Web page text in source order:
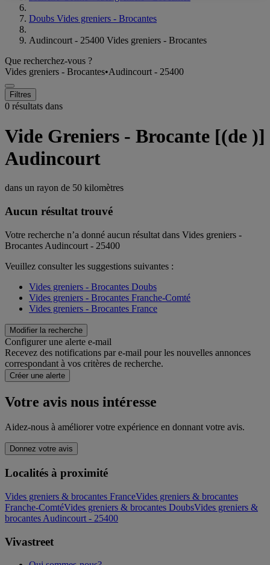
Doubs Vides greniers - Brocantes
Audincourt - 25400 Vides greniers - Brocantes
Que recherchez-vous ?
Vides greniers - Brocantes•Audincourt - 25400
Filtres
0 résultats dans
Vide Greniers - Brocante [(de )]
Audincourt
dans un rayon de 50 kilomètres
Aucun résultat trouvé
Votre recherche n’a donné aucun résultat dans Vides greniers -
Brocantes Audincourt - 25400
Veuillez consulter les suggestions suivantes :
Vides greniers - Brocantes Doubs
Vides greniers - Brocantes Franche-Comté
Vides greniers - Brocantes France
Modifier la recherche
Configurer une alerte e-mail
Recevez des notifications par e-mail pour les nouvelles annonces
correspondant à vos critères de recherche.
Créer une alerte
Votre avis nous intéresse
Aidez-nous à améliorer votre expérience en donnant votre avis.
Donnez votre avis
Localités à proximité
Vides greniers & brocantes FranceVides greniers & brocantes
Franche-ComtéVides greniers & brocantes DoubsVides greniers &
brocantes Audincourt - 25400
Vivastreet